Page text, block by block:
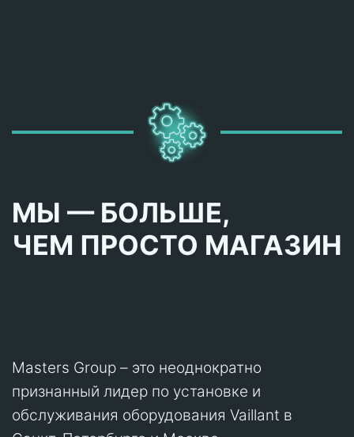
МЫ — БОЛЬШЕ,
ЧЕМ ПРОСТО МАГАЗИН
Masters Group – это неоднократно
признанный лидер по установке и
обслуживания оборудования Vaillant в